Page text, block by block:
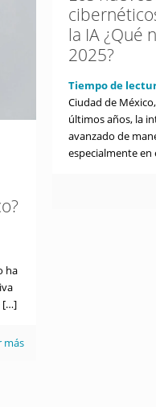
ha
[…]
más
la IA ¿Qué
2025?
Tiempo de
Ciudad de
últimos años, la
avanzado de
especialmente en